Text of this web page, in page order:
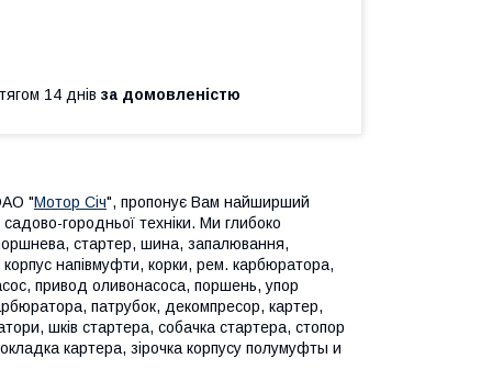
14 днів за домовленістю
"Мотор Січ", пропонує Вам найширший
городньої техніки. Ми глибоко
стартер, шина, запалювання,
напівмуфти, корки, рем. карбюратора,
привод оливонасоса, поршень, упор
патрубок, декомпресор, картер,
шків стартера, собачка стартера, стопор
картера, зірочка корпусу полумуфты и